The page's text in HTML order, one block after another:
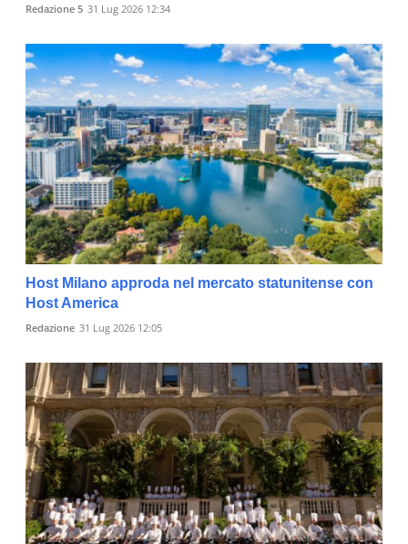
Redazione 5 31 Lug 2026 12:34
Host Milano approda nel mercato statunitense con
Host America
Redazione 31 Lug 2026 12:05